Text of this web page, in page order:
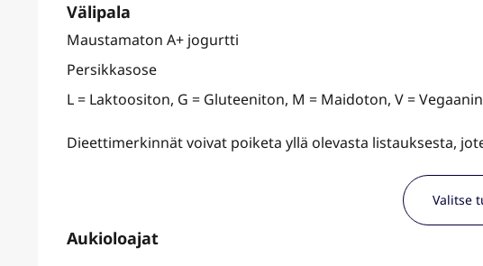
Välipala
Maustamaton A+ jogurtti
Persikkasose
L = Laktoositon, G = Gluteeniton, M = Maidoton, V =
Dieettimerkinnät voivat poiketa yllä olevasta listauksesta,